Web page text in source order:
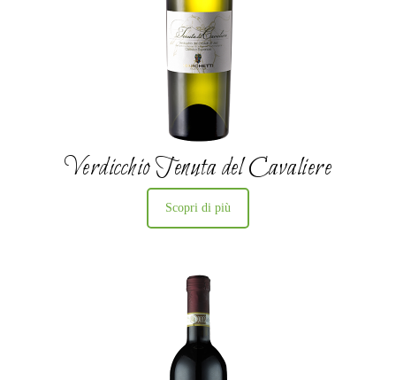
Verdicchio Tenuta del Cavaliere
Scopri di più